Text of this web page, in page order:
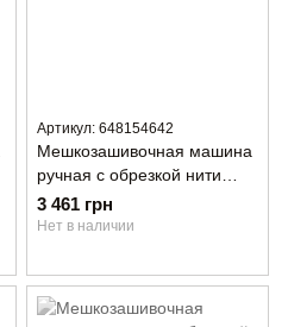
Артикул: 648154642
Мешкозашивочная машина
ручная с обрезкой нити
Golden Lead GL 9-2
3 461 грн
Нет в наличии